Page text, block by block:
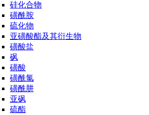
硅化合物
磺酰胺
硫化物
亚磺酸酯及其衍生物
磺酸盐
砜
磺酸
磺酰氯
磺酰肼
亚砜
硫酯